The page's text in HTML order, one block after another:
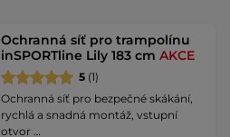
Ochranná síť pro trampolínu
inSPORTline Lily 183 cmAKCE
5 (1)
Ochranná síť pro bezpečné skákání,
rychlá a snadná montáž, vstupní
otvor …